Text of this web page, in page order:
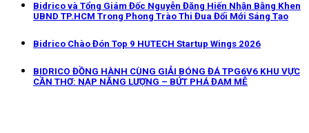
Bidrico và Tổng Giám Đốc Nguyễn Đặng Hiến Nhận Bằng Khen
UBND TP.HCM Trong Phong Trào Thi Đua Đổi Mới Sáng Tạo
Bidrico Chào Đón Top 9 HUTECH Startup Wings 2026
BIDRICO ĐỒNG HÀNH CÙNG GIẢI BÓNG ĐÁ TPG6V6 KHU VỰC
CẦN THƠ: NẠP NĂNG LƯỢNG – BỨT PHÁ ĐAM MÊ